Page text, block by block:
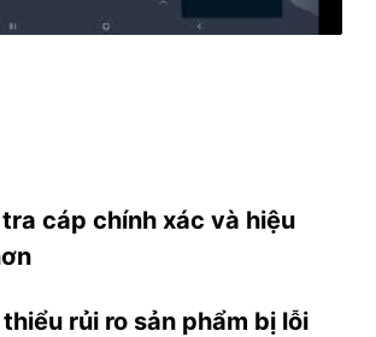
cáp chính xác và hiệu
rủi ro sản phẩm bị lỗi